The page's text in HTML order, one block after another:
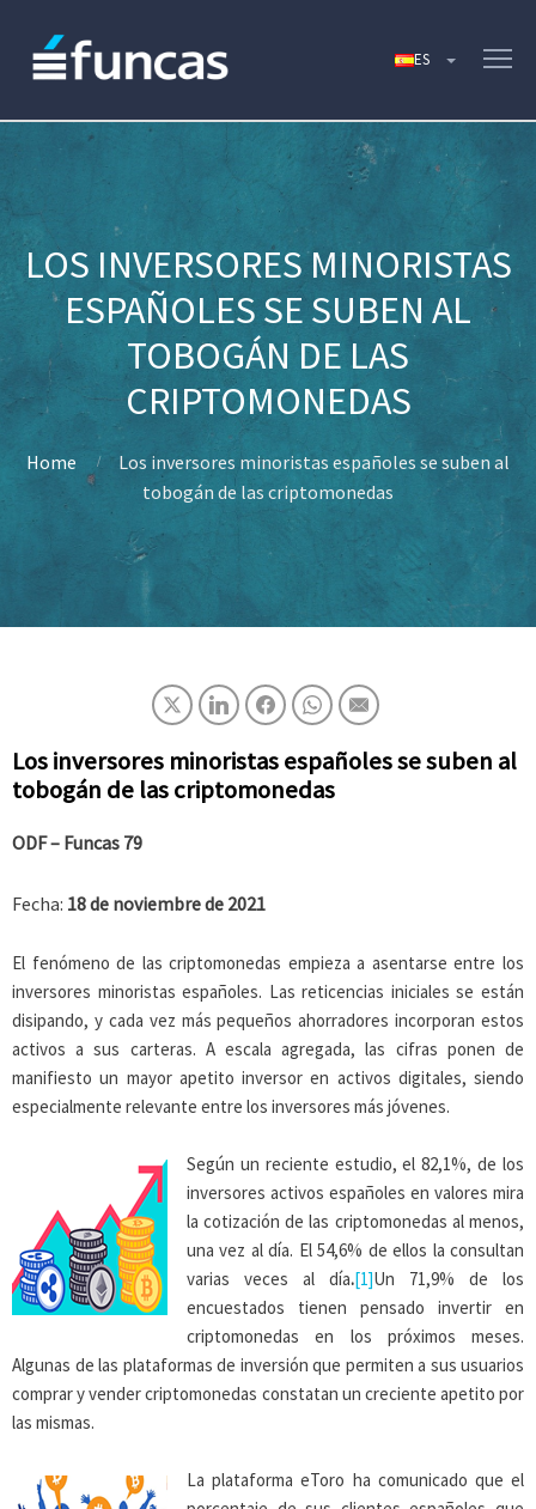
LOS INVERSORES MINORISTAS
ESPAÑOLES SE SUBEN AL
TOBOGÁN DE LAS
CRIPTOMONEDAS
Home
Los inversores minoristas españoles se suben al
tobogán de las criptomonedas
Los inversores minoristas españoles se suben al
tobogán de las criptomonedas
ODF – Funcas 79
Fecha: 18 de noviembre de 2021
El fenómeno de las criptomonedas empieza a asentarse entre los
inversores minoristas españoles. Las reticencias iniciales se están
disipando, y cada vez más pequeños ahorradores incorporan estos
activos a sus carteras. A escala agregada, las cifras ponen de
manifiesto un mayor apetito inversor en activos digitales, siendo
especialmente relevante entre los inversores más jóvenes.
Según un reciente estudio, el 82,1%, de los
inversores activos españoles en valores mira
la cotización de las criptomonedas al menos,
una vez al día. El 54,6% de ellos la consultan
varias veces al día.[1]Un 71,9% de los
encuestados tienen pensado invertir en
criptomonedas en los próximos meses.
Algunas de las plataformas de inversión que permiten a sus usuarios
comprar y vender criptomonedas constatan un creciente apetito por
las mismas.
La plataforma eToro ha comunicado que el